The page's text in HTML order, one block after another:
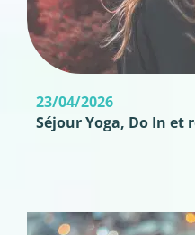
23/04/2026
Séjour Yoga, Do In